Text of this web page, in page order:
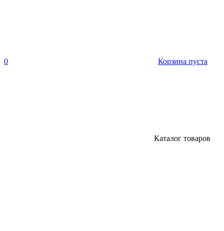
0 Корзина пуста
Каталог товаров